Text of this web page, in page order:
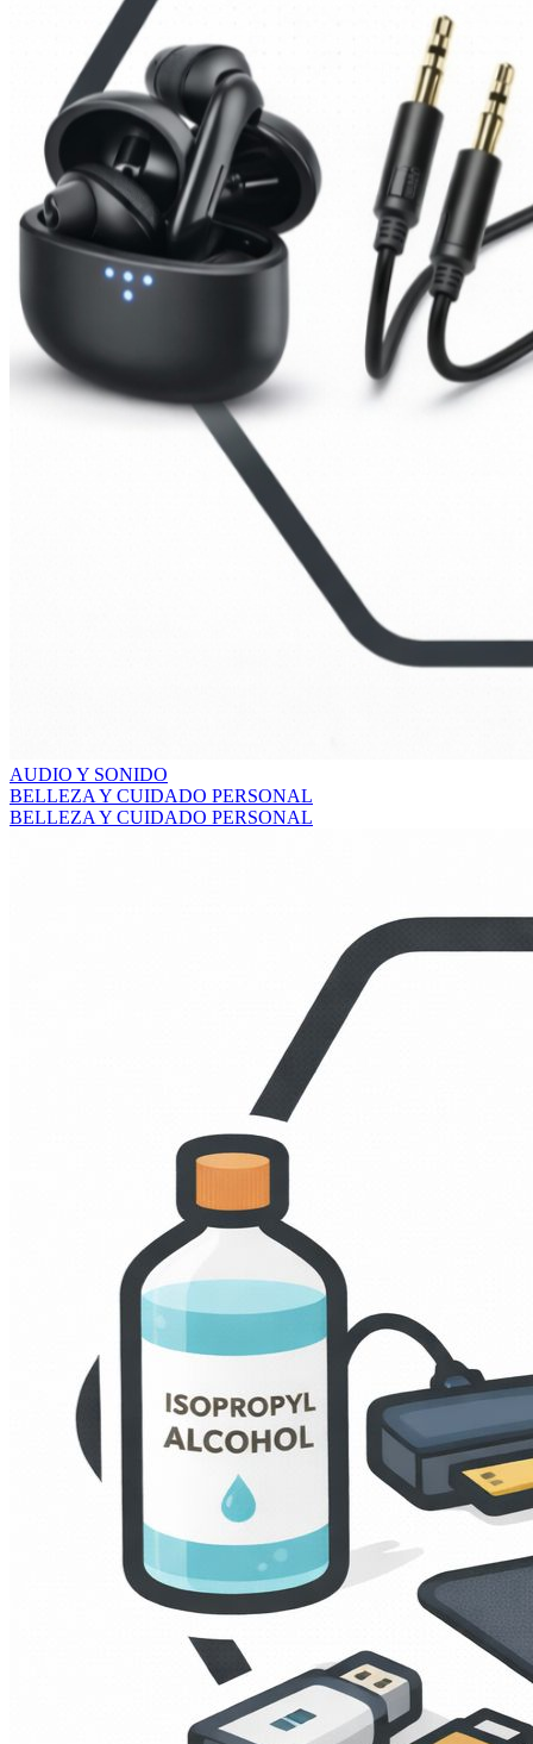
AUDIO Y SONIDO
BELLEZA Y CUIDADO PERSONAL
BELLEZA Y CUIDADO PERSONAL